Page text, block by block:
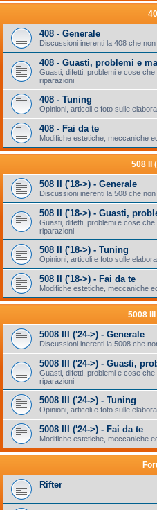
408 - Generale
Discussioni inerenti la 408 che
408 - Guasti, problemi e
Guasti, difetti, problemi e cose
riparazioni
408 - Tuning
Opinioni, articoli e foto sulle
408 - Fai da te
Modifiche estetiche, meccaniche
508 II
508 II ('18->) - Generale
Discussioni inerenti la 508 che
508 II ('18->) - Guasti,
Guasti, difetti, problemi e cose
riparazioni
508 II ('18->) - Tuning
Opinioni, articoli e foto sulle
508 II ('18->) - Fai da te
Modifiche estetiche, meccaniche
5008
5008 III ('24->) - Generale
Discussioni inerenti la 5008 che
5008 III ('24->) - Guasti,
Guasti, difetti, problemi e cose
riparazioni
5008 III ('24->) - Tuning
Opinioni, articoli e foto sulle
5008 III ('24->) - Fai da te
Modifiche estetiche, meccaniche
Rifter